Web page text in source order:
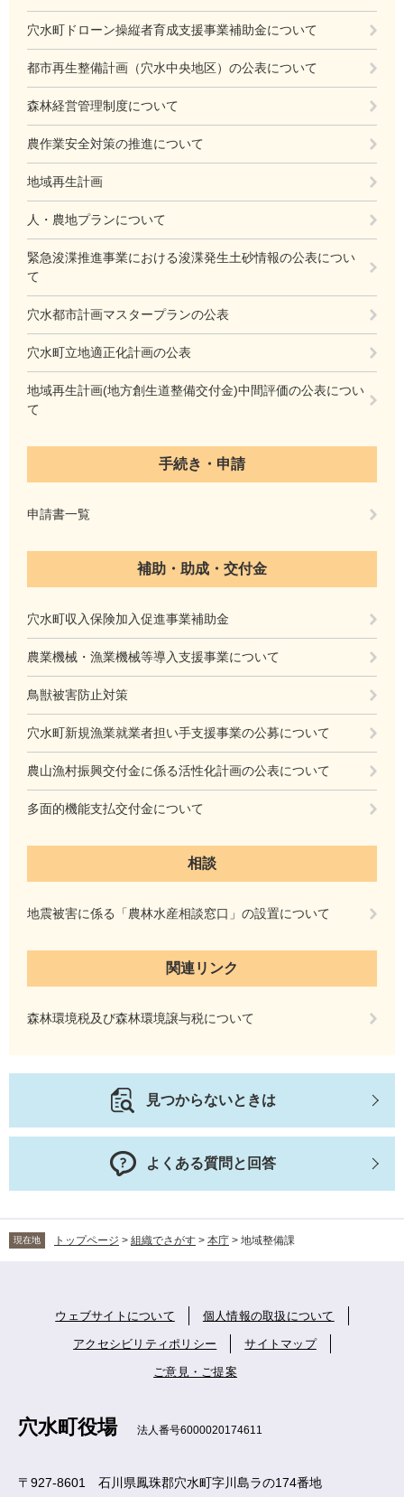
穴水町ドローン操縦者育成支援事業補助金について
都市再生整備計画（穴水中央地区）の公表について
森林経営管理制度について
農作業安全対策の推進について
地域再生計画
人・農地プランについて
緊急浚渫推進事業における浚渫発生土砂情報の公表につい
て
穴水都市計画マスタープランの公表
穴水町立地適正化計画の公表
地域再生計画(地方創生道整備交付金)中間評価の公表につい
て
手続き・申請
申請書一覧
補助・助成・交付金
穴水町収入保険加入促進事業補助金
農業機械・漁業機械等導入支援事業について
鳥獣被害防止対策
穴水町新規漁業就業者担い手支援事業の公募について
農山漁村振興交付金に係る活性化計画の公表について
多面的機能支払交付金について
相談
地震被害に係る「農林水産相談窓口」の設置について
関連リンク
森林環境税及び森林環境譲与税について
見つからないときは
よくある質問と回答
現在地 トップページ > 組織でさがす > 本庁 > 地域整備課
ウェブサイトについて 個人情報の取扱について
アクセシビリティポリシー サイトマップ
ご意見・ご提案
穴水町役場 法人番号6000020174611
〒927-8601 石川県鳳珠郡穴水町字川島ラの174番地